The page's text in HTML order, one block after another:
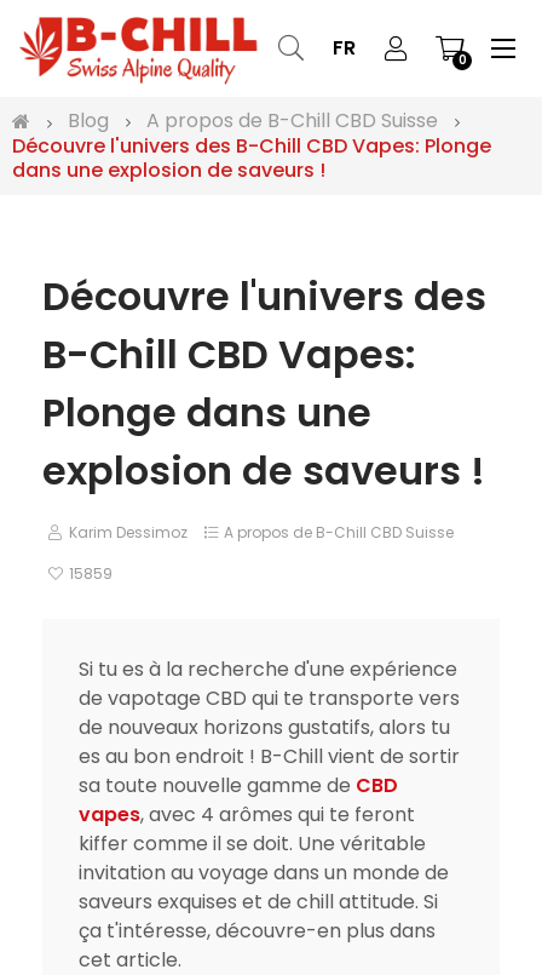
FR 0 ☰
Blog
A propos de B-Chill CBD Suisse
Découvre l'univers des B-Chill CBD Vapes: Plonge
dans une explosion de saveurs !
Découvre l'univers des
B-Chill CBD Vapes:
Plonge dans une
explosion de saveurs !
Karim Dessimoz
A propos de B-Chill CBD Suisse
15859
Si tu es à la recherche d'une expérience
de vapotage CBD qui te transporte vers
de nouveaux horizons gustatifs, alors tu
es au bon endroit ! B-Chill vient de sortir
sa toute nouvelle gamme de CBD
vapes, avec 4 arômes qui te feront
kiffer comme il se doit. Une véritable
invitation au voyage dans un monde de
saveurs exquises et de chill attitude. Si
ça t'intéresse, découvre-en plus dans
cet article.